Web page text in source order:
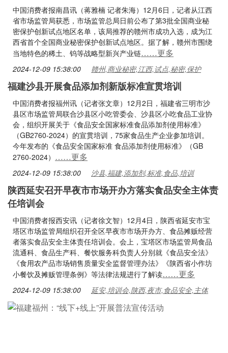
中国消费者报南昌讯（蒋雅楠 记者朱海）12月6日，记者从江西
省市场监管局获悉，市场监管总局日前公布了第3批全国商业秘
密保护创新试点地区名单，该局推荐的赣州市成功入选，成为江
西省首个全国商业秘密保护创新试点地区。据了解，赣州市围绕
当地特色的稀土、钨等战略型新兴产业链……更多
2024-12-09 15:38:00 赣州,商业秘密,江西,试点,秘密,保护
福建沙县开展食品添加剂新版标准宣贯培训
中国消费者报福州讯（记者张文章）12月2日，福建省三明市沙
县区市场监管局联合沙县区小吃管委会、沙县区小吃食品工业协
会，组织开展关于《食品安全国家标准食品添加剂使用标准》
（GB2760-2024）的宣贯培训，75家食品生产企业参加培训。
今年发布的《食品安全国家标准 食品添加剂使用标准》（GB
2760-2024） ……更多
2024-12-09 15:38:00 沙县,福建,添加剂,标准,食品,培训
陕西延安召开早夜市市场开办方落实食品安全主体责
任培训会
中国消费者报西安讯（记者徐文智）12月4日，陕西省延安市宝
塔区市场监管局组织召开全区早夜市市场开办方、食品摊贩经营
者落实食品安全主体责任培训会。会上，宝塔区市场监管局食品
流通科、食品生产科、餐饮服务科负责人分别就《食品安全法》
《食用农产品市场销售质量安全监督管理办法》《陕西省小作坊
小餐饮及摊贩管理条例》等法律法规进行了解读……更多
2024-12-09 15:38:00 延安,培训会,陕西,夜市,食品安全,主体